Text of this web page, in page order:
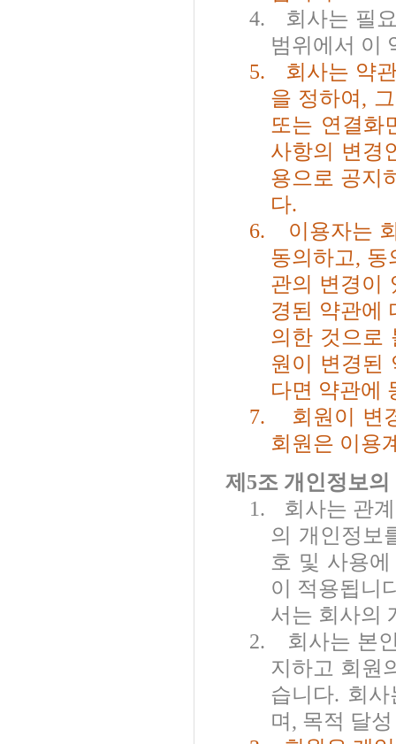
4.
회사는 필
범위에서 이
5.
회사는 약
을 정하여 ,
또는 연결화
사항의 변경
용으로 공지
다.
6.
이용자는
동의하고, 동
관의 변경이
경된 약관에
의한 것으로
원이 변경된
다면 약관에
7.
회원이 변
회원은 이용
제 5조 개인정보
1.
회사는 관
의 개인정보
호 및 사용
이 적용됩니
서는 회사의
2.
회사는 본
지하고 회원
습니다. 회
며 , 목적 달